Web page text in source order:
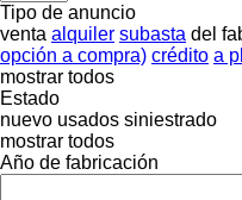
Tipo de anuncio
venta alquiler subasta del
opción a compra) crédito a
mostrar todos
Estado
nuevo usados siniestrado
mostrar todos
Año de fabricación